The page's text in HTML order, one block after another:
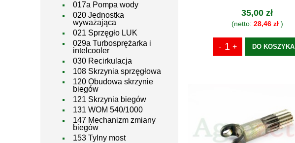
017a Pompa wody
020 Jednostka
wyważająca
021 Sprzęgło LUK
029a Turbosprężarka i
intelcooler
030 Recirkulacja
108 Skrzynia sprzęgłowa
120 Obudowa skrzynie
biegów
121 Skrzynia biegów
131 WOM 540/1000
147 Mechanizm zmiany
biegów
153 Tylny most
35,00 zł
(netto: 28,46 zł)
DO KOSZYKA